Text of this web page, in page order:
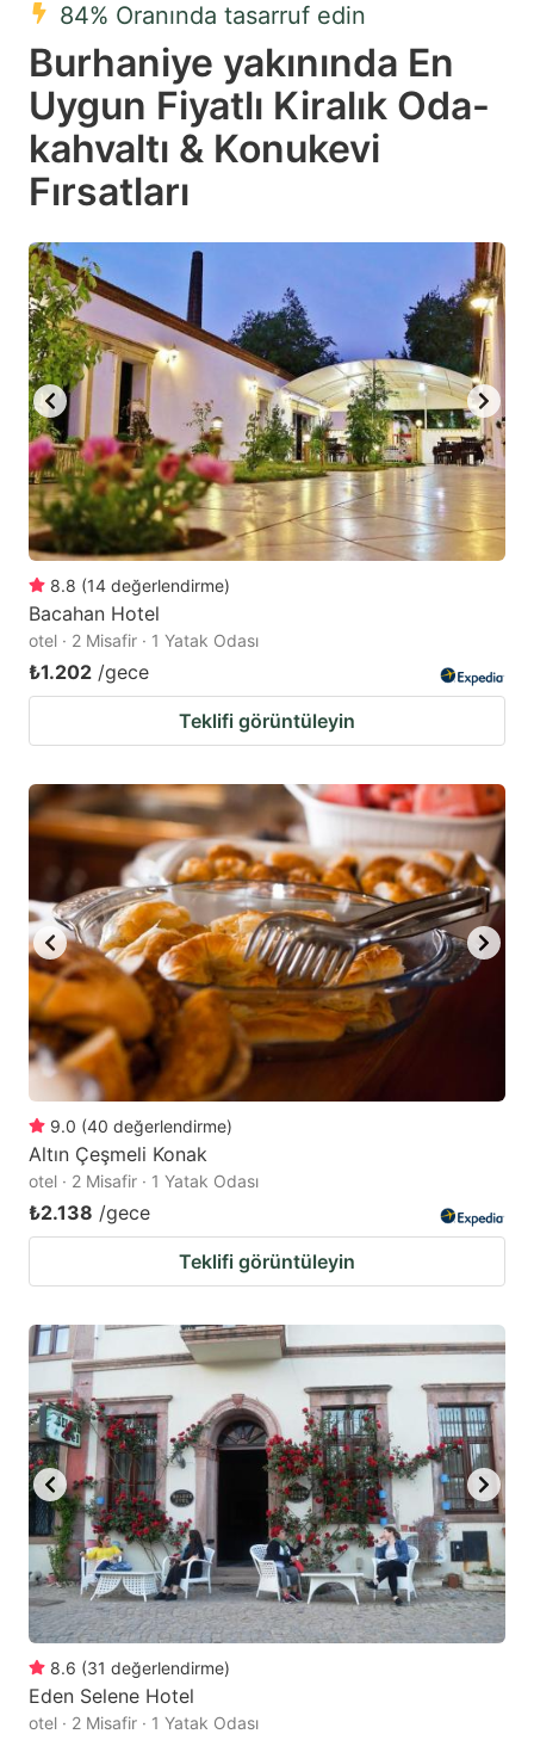
select
a
date.
Press
the
question
mark
key
to
get
the
keyboard
shortcuts
for
changing
dates.
select
a
date.
Press
mark
get
the
keyboard
shortcuts
for
changing
dates.
84% Oranında tasarruf edin
Burhaniye yakınında En
Uygun Fiyatlı Kiralık Oda-
kahvaltı & Konukevi
Fırsatları
8.8 (14 değerlendirme)
Bacahan Hotel
otel · 2 Misafir · 1 Yatak Odası
₺1.202 /gece
Teklifi görüntüleyin
9.0 (40 değerlendirme)
Altın Çeşmeli Konak
otel · 2 Misafir · 1 Yatak Odası
₺2.138 /gece
Teklifi görüntüleyin
8.6 (31 değerlendirme)
Eden Selene Hotel
otel · 2 Misafir · 1 Yatak Odası